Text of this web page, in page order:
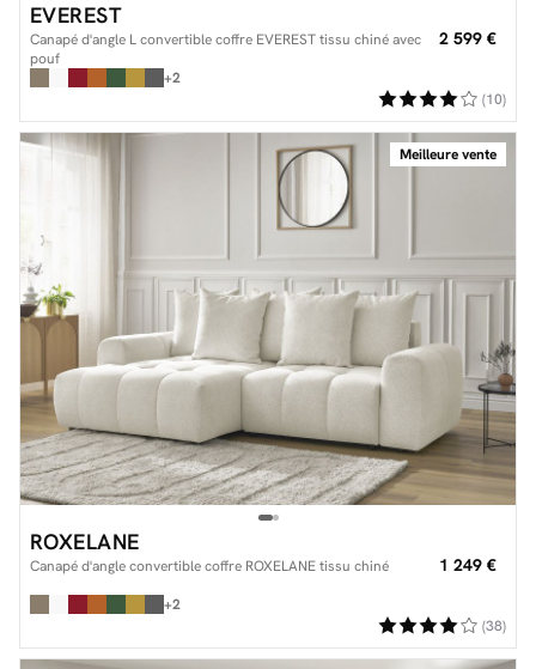
EVEREST
Canapé d'angle L convertible coffre EVEREST tissu chiné avec
pouf
2 599 €
+2
(10)
Meilleure vente
ROXELANE
Canapé d'angle convertible coffre ROXELANE tissu chiné 1 249 €
+2
(38)